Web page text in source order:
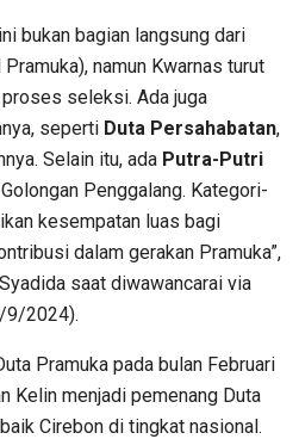
ini bukan bagian langsung dari
namun Kwarnas turut
seleksi. Ada juga
seperti Duta Persahabatan,
Selain itu, ada Putra-Putri
Penggalang. Kategori-
kesempatan luas bagi
dalam gerakan Pramuka”,
saat diwawancarai via
9/2024).
Pramuka pada bulan Februari
Kelin menjadi pemenang Duta
Cirebon di tingkat nasional.